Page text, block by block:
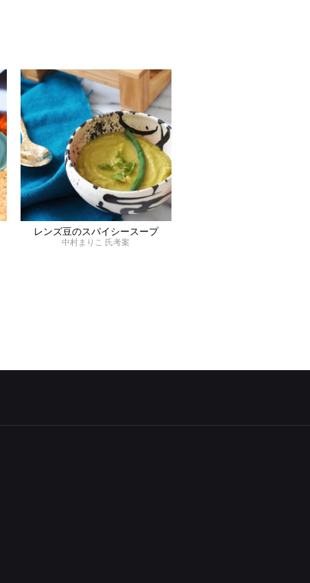
レンズ豆のスパイシースープ
中村まりこ 氏考案